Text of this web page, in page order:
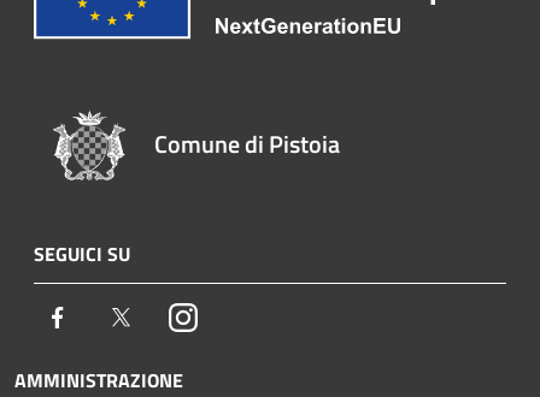
Comune di Pistoia
SEGUICI SU
Facebook TwitterInstagram
AMMINISTRAZIONE